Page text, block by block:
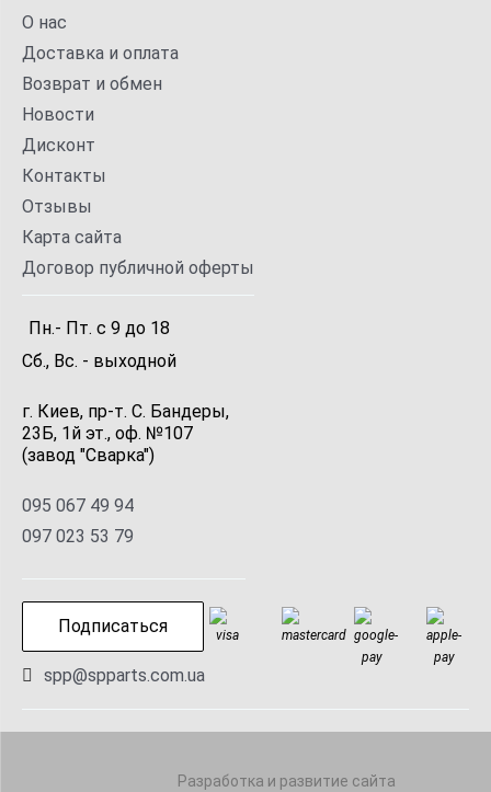
О нас
Доставка и оплата
Возврат и обмен
Новости
Дисконт
Контакты
Отзывы
Карта сайта
Договор публичной оферты
Пн.- Пт. с 9 до 18
Сб., Вс. - выходной
г. Киев, пр-т. С. Бандеры,
23Б, 1й эт., оф. №107
(завод "Сварка")
095 067 49 94
097 023 53 79
Подписаться
spp@spparts.com.ua
Разработка и развитие сайта